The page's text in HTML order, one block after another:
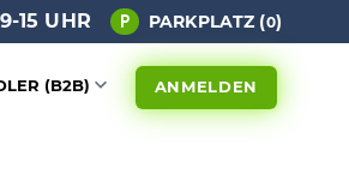
15 UHR PARKPLATZ (0)
(B2B) ANMELDEN